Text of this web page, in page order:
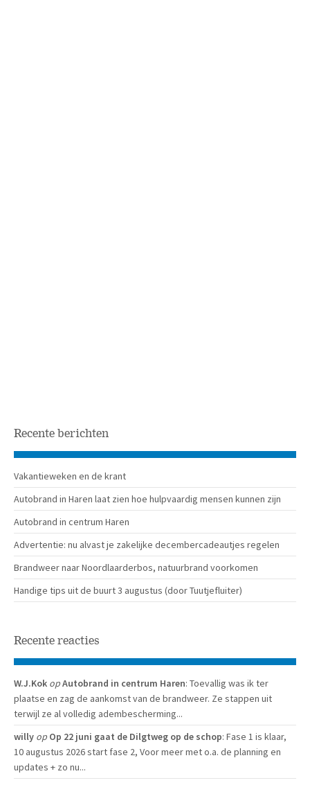
Recente berichten
Vakantieweken en de krant
Autobrand in Haren laat zien hoe hulpvaardig mensen kunnen zijn
Autobrand in centrum Haren
Advertentie: nu alvast je zakelijke decembercadeautjes regelen
Brandweer naar Noordlaarderbos, natuurbrand voorkomen
Handige tips uit de buurt 3 augustus (door Tuutjefluiter)
Recente reacties
W.J.Kok opAutobrand in centrum Haren: Toevallig was ik ter
plaatse en zag de aankomst van de brandweer. Ze stappen uit
terwijl ze al volledig adembescherming...
willy op Op 22 juni gaat de Dilgtweg op de schop: Fase 1 is klaar,
10 augustus 2026 start fase 2, Voor meer met o.a. de planning en
updates + zo nu...